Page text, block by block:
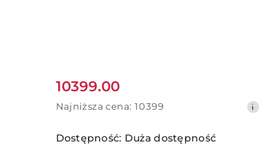
Cena
promocyjna:
10399.00
Najniższa
30
Najniższa cena: 10399
Dostępność: Duża dostępność